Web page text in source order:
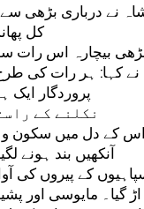
نے درباری بڑھی
کل
بیچارہ اس رات سو
کہا: ہر رات کی
پروردگار
نکلنے کے
کے دل میں سکون و
آنکھیں بند ہونے
کے پیروں کی
گیا۔ مایوسی اور